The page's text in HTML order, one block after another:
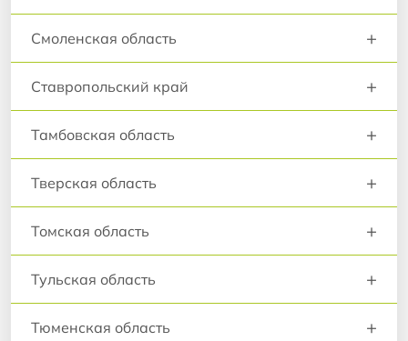
Смоленская область +
Ставропольский край +
Тамбовская область +
Тверская область +
Томская область +
Тульская область +
Тюменская область +